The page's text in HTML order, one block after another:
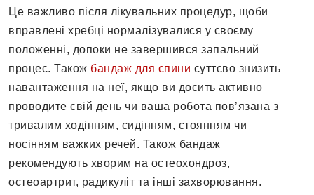
Це важливо після лікувальних процедур, щоби
вправлені хребці нормалізувалися у своєму
положенні, допоки не завершився запальний
процес. Також бандаж для спини суттєво знизить
навантаження на неї, якщо ви досить активно
проводите свій день чи ваша робота пов’язана з
тривалим ходінням, сидінням, стоянням чи
носінням важких речей. Також бандаж
рекомендують хворим на остеохондроз,
остеоартрит, радикуліт та інші захворювання.